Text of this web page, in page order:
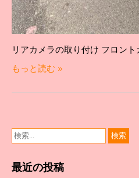
リアカメラの取り付け フロン
もっと読む »
最近の投稿